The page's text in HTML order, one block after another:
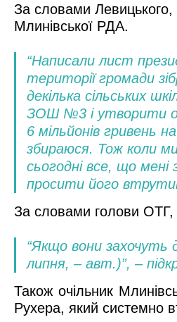
За словами Левицького,
Млинівської РДА.
“Написали лист
території громади
декілька сільських
ЗОШ №3 і утворити
6 мільйонів гривень
збираюся. Тож коли ми
сьогодні все, що
просити його
За словами голови ОТГ,
“Якщо вони захочуть
липня, – авт.)”, –
Також очільник
Рухера, який системно